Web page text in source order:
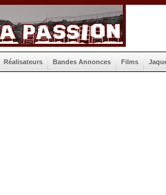
Réalisateurs Bandes Annonces Films